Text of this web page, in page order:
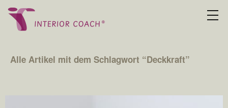
Alle Artikel mit dem Schlagwort “Deckkraft”